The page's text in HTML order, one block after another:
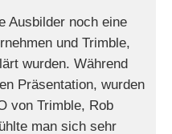
Ausbilder noch eine
und Trimble,
wurden. Während
Präsentation, wurden
von Trimble, Rob
man sich sehr